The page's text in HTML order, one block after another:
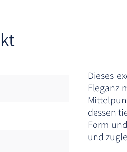
Dieses
Eleganz
dessen
Form
und